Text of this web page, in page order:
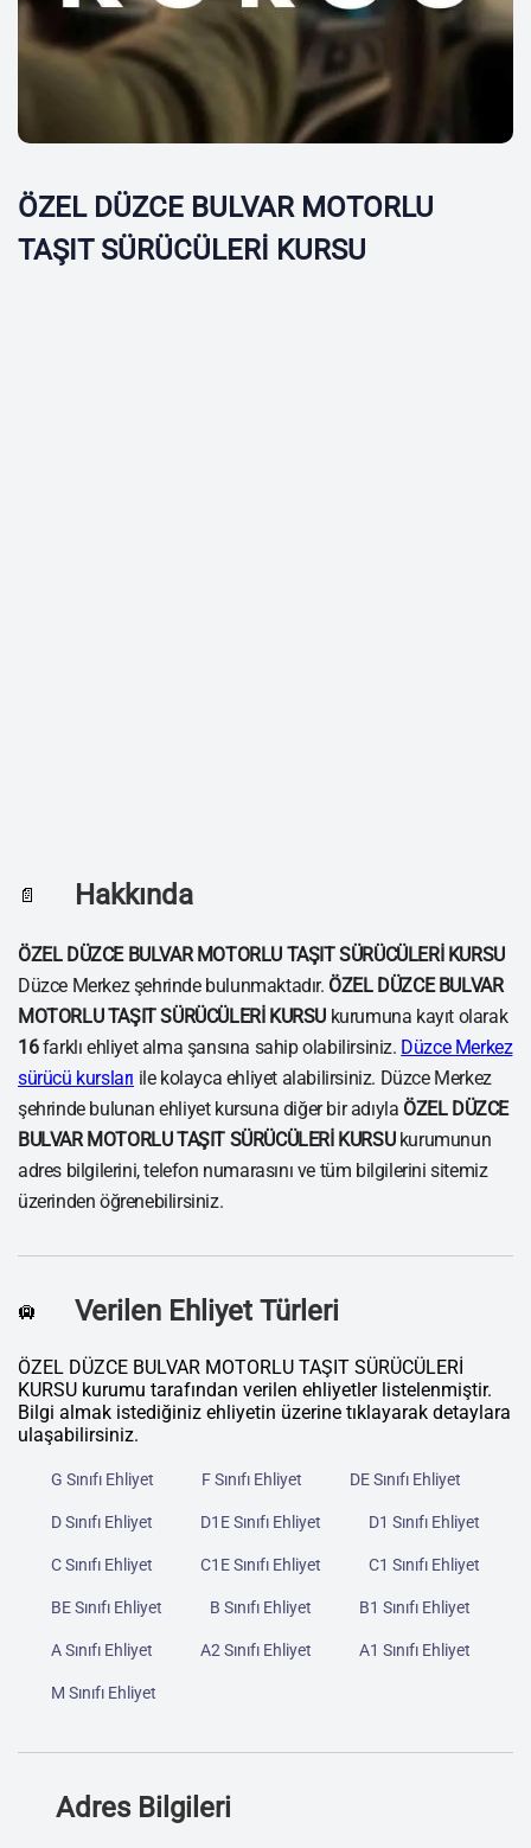
ÖZEL DÜZCE BULVAR MOTORLU
TAŞIT SÜRÜCÜLERİ KURSU
📄 Hakkında
ÖZEL DÜZCE BULVAR MOTORLU TAŞIT SÜRÜCÜLERİ KURSU
Düzce Merkez şehrinde bulunmaktadır. ÖZEL DÜZCE BULVAR
MOTORLU TAŞIT SÜRÜCÜLERİ KURSU kurumuna kayıt olarak
16farklı ehliyet alma şansına sahip olabilirsiniz. Düzce Merkez
sürücü kursları ile kolayca ehliyet alabilirsiniz. Düzce Merkez
şehrinde bulunan ehliyet kursuna diğer bir adıyla ÖZEL DÜZCE
BULVAR MOTORLU TAŞIT SÜRÜCÜLERİ KURSUkurumunun
adres bilgilerini, telefon numarasını ve tüm bilgilerini sitemiz
üzerinden öğrenebilirsiniz.
🛄 Verilen Ehliyet Türleri
ÖZEL DÜZCE BULVAR MOTORLU TAŞIT SÜRÜCÜLERİ
KURSU kurumu tarafından verilen ehliyetler listelenmiştir.
Bilgi almak istediğiniz ehliyetin üzerine tıklayarak detaylara
ulaşabilirsiniz.
G Sınıfı Ehliyet F Sınıfı Ehliyet DE Sınıfı Ehliyet
D Sınıfı Ehliyet D1E Sınıfı Ehliyet D1 Sınıfı Ehliyet
C Sınıfı Ehliyet C1E Sınıfı Ehliyet C1 Sınıfı Ehliyet
BE Sınıfı Ehliyet B Sınıfı Ehliyet B1 Sınıfı Ehliyet
A Sınıfı Ehliyet A2 Sınıfı Ehliyet A1 Sınıfı Ehliyet
M Sınıfı Ehliyet
Adres Bilgileri